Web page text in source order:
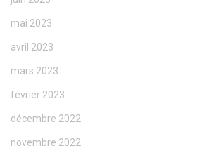
mai 2023
avril 2023
mars 2023
février 2023
décembre 2022
novembre 2022